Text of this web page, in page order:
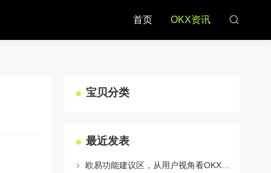
首页 OKX资讯
宝贝分类
最近发表